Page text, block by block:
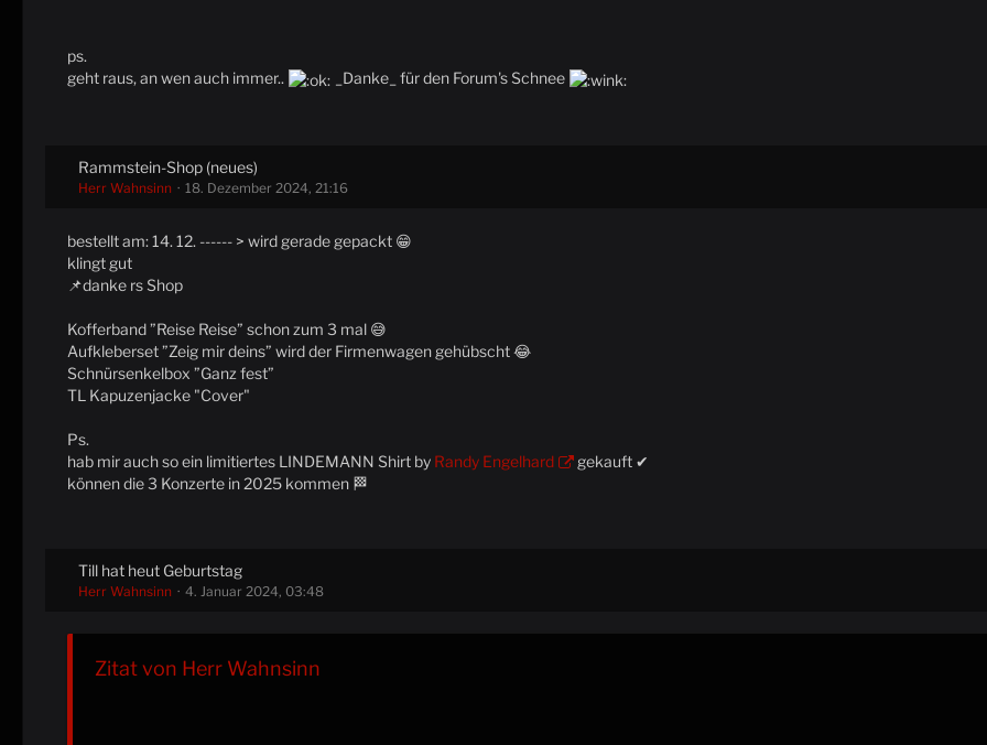
ps.
geht raus, an wen auch immer..
_Danke_ für den Forum's Schnee
Rammstein-Shop (neues)
Herr Wahnsinn 18. Dezember 2024, 21:16
bestellt am: 14. 12. ------ > wird gerade gepackt 😁
klingt gut
📌danke rs Shop
Kofferband ”Reise Reise” schon zum 3 mal 😅
Aufkleberset ”Zeig mir deins” wird der Firmenwagen gehübscht 😂
Schnürsenkelbox ”Ganz fest”
TL Kapuzenjacke "Cover"
Ps.
hab mir auch so ein limitiertes LINDEMANN Shirt by Randy Engelhard
gekauft ✔
können die 3 Konzerte in 2025 kommen 🏁
Till hat heut Geburtstag
Herr Wahnsinn 4. Januar 2024, 03:48
Zitat von Herr Wahnsinn